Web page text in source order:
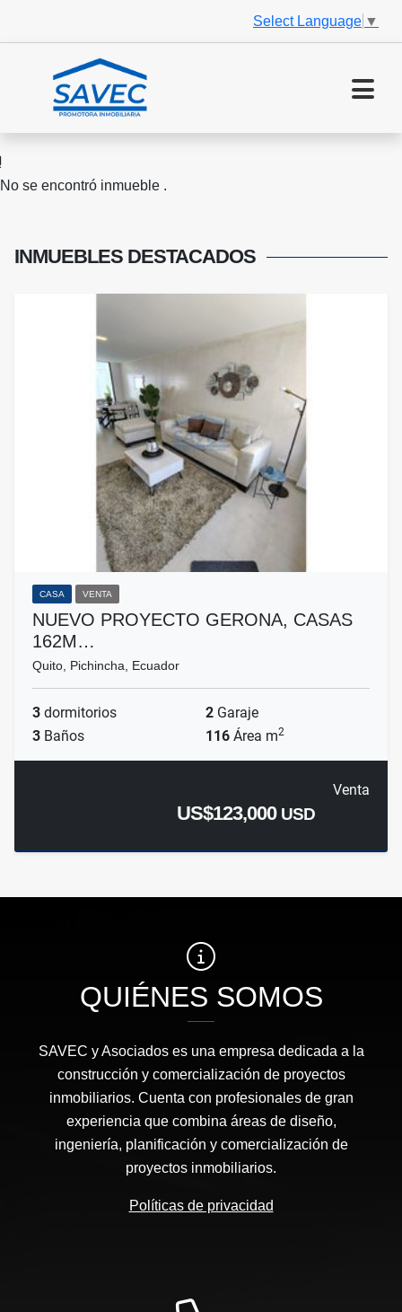
Select Language ▼
No se encontró inmueble .
INMUEBLES DESTACADOS
CASA VENTA
NUEVO PROYECTO GERONA, CASAS
162M…
Quito, Pichincha, Ecuador
3 dormitorios 2 Garaje
3 Baños 116 Área m2
Venta
US$123,000 USD
QUIÉNES SOMOS
SAVEC y Asociados es una empresa dedicada a la
construcción y comercialización de proyectos
inmobiliarios. Cuenta con profesionales de gran
experiencia que combina áreas de diseño,
ingeniería, planificación y comercialización de
proyectos inmobiliarios.
Políticas de privacidad